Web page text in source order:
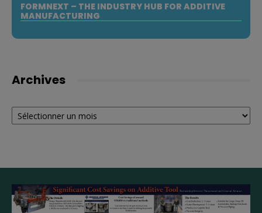
FORMNEXT – THE INDUSTRY HUB FOR ADDITIVE
MANUFACTURING
Archives
Archives